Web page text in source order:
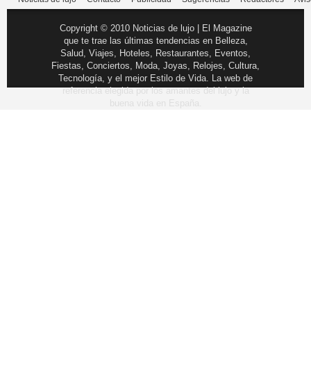
Copyright © 2010 Noticias de lujo | El Magazine
que te trae las últimas tendencias en Belleza,
Salud, Viajes, Hoteles, Restaurantes, Eventos,
Fiestas, Conciertos, Moda, Joyas, Relojes, Cultura,
Tecnología, y el mejor Estilo de Vida. La web de
referencia elegida por los amantes del lujo y la